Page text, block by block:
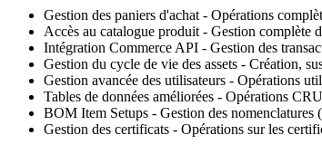
Gestion des paniers d'achat - Opérations
Accès au catalogue produit - Gestion complète
Intégration Commerce API - Gestion des
Gestion du cycle de vie des assets - Création,
Gestion avancée des utilisateurs - Opérations
Tables de données améliorées - Opérations
BOM Item Setups - Gestion des
Gestion des certificats - Opérations sur les